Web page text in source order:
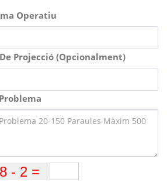
Operatiu
Projecció (Opcionalment)